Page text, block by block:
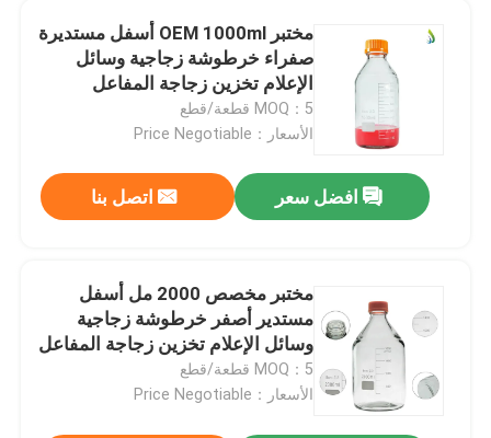
مختبر OEM 1000ml أسفل مستديرة
صفراء خرطوشة زجاجية وسائل
الإعلام تخزين زجاجة المفاعل
MOQ：5 قطعة/قطع
الأسعار：Price Negotiable
افضل سعر اتصل بنا
مختبر مخصص 2000 مل أسفل
مستدير أصفر خرطوشة زجاجية
وسائل الإعلام تخزين زجاجة المفاعل
MOQ：5 قطعة/قطع
الأسعار：Price Negotiable